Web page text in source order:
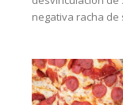
negativa racha